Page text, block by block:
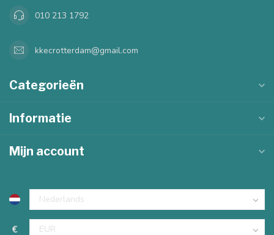
010 213 1792
kkecrotterdam@gmail.com
Categorieën
Informatie
Mijn account
€